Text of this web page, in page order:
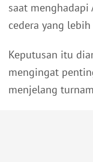
saat
cedera yang lebih
Keputusan itu
mengingat
menjelang